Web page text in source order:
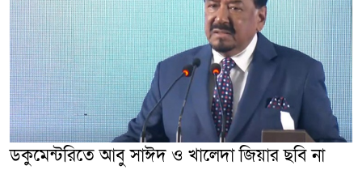
ডকুমেন্টরিতে আবু সাঈদ ও খালেদা জিয়ার ছবি না